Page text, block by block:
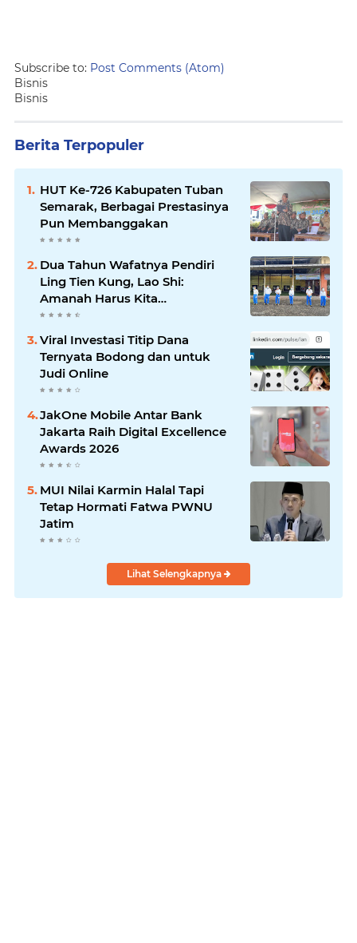
Subscribe to: Post Comments (Atom)
Bisnis
Bisnis
Berita Terpopuler
HUT Ke-726 Kabupaten Tuban
Semarak, Berbagai Prestasinya
Pun Membanggakan
Dua Tahun Wafatnya Pendiri
Ling Tien Kung, Lao Shi:
Amanah Harus Kita
Laksanakan!
Viral Investasi Titip Dana
Ternyata Bodong dan untuk
Judi Online
JakOne Mobile Antar Bank
Jakarta Raih Digital Excellence
Awards 2026
MUI Nilai Karmin Halal Tapi
Tetap Hormati Fatwa PWNU
Jatim
Lihat Selengkapnya